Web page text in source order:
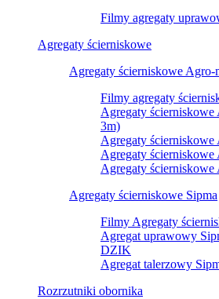
Filmy agregaty
Agregaty ścierniskowe
Agregaty ścierniskowe Agro-
Filmy agregaty
Agregaty ścierniskowe
3m)
Agregaty ścierniskowe
Agregaty ścierniskowe
Agregaty ścierniskowe
Agregaty ścierniskowe Sipma
Filmy Agregaty
Agregat uprawowy
DZIK
Agregat talerzowy
Rozrzutniki obornika